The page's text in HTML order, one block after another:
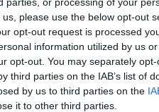
please use the below opt-out
opt-out request is processed
information utilized by us
opt-out. You may separately
third parties on the IAB’s list of
by us to third parties on the
it to other third parties.
E le cure saranno un
doloroso amore della vita?
anche irragionevole
su quale scelta
alla madre, moglie o
e lo Stato, almeno nei
sostenerci, qualsiasi fosse